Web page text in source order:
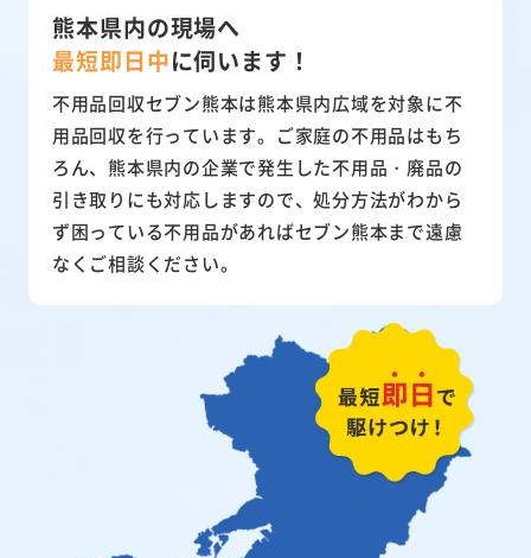
熊本県内の現場へ
最短即日中に伺います！
不用品回収セブン熊本は熊本県内広域を対象に不
用品回収を行っています。ご家庭の不用品はもち
ろん、熊本県内の企業で発生した不用品・廃品の
引き取りにも対応しますので、処分方法がわから
ず困っている不用品があればセブン熊本まで遠慮
なくご相談ください。